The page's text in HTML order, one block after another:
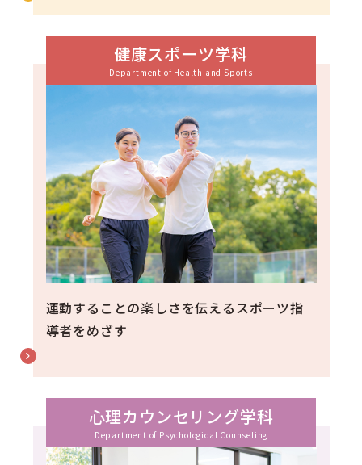
健康スポーツ学科
Department of Health and Sports
運動することの楽しさを伝えるスポーツ指
導者をめざす
心理カウンセリング学科
Department of Psychological Counseling